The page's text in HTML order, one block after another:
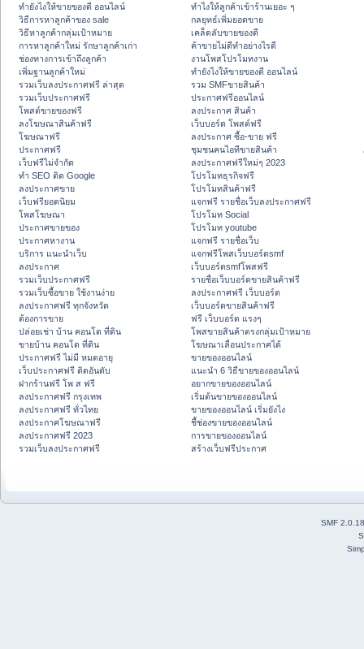
ทํายังไงให้ขายของดี ออนไลน์
วิธีการหาลูกค้าของ sale
วิธีหาลูกค้ากลุ่มเป้าหมาย
การหาลูกค้าใหม่ รักษาลูกค้าเก่า
ช่องทางการเข้าถึงลูกค้า
เพิ่มฐานลูกค้าใหม่
รวมเว็บลงประกาศฟรี ล่าสุด
รวมเว็บประกาศฟรี
โพสต์ขายของฟรี
ลงโฆษณาสินค้าฟรี
โฆษณาฟรี
ประกาศฟรี
เว็บฟรีไม่จำกัด
ทำ SEO ติด Google
ลงประกาศขาย
เว็บฟรียอดนิยม
โพสโฆษณา
ประกาศขายของ
ประกาศหางาน
บริการ แนะนำเว็บ
ลงประกาศ
รวมเว็บประกาศฟรี
รวมเว็บซื้อขาย ใช้งานง่าย
ลงประกาศฟรี ทุกจังหวัด
ต้องการขาย
ปล่อยเช่า บ้าน คอนโด ที่ดิน
ขายบ้าน คอนโด ที่ดิน
ประกาศฟรี ไม่มี หมดอายุ
เว็บประกาศฟรี ติดอันดับ
ฝากร้านฟรี โพ ส ฟรี
ลงประกาศฟรี กรุงเทพ
ลงประกาศฟรี ทั่วไทย
ลงประกาศโฆษณาฟรี
ลงประกาศฟรี 2023
รวมเว็บลงประกาศฟรี
ทําไงให้ลูกค้าเข้าร้านเยอะ ๆ
กลยุทธ์เพิ่มยอดขาย
เคล็ดลับขายของดี
ค้าขายไม่ดีทำอย่างไรดี
งานโพสโปรโมทงาน
ทํายังไงให้ขายของดี ออนไลน์
รวม SMFขายสินค้า
ประกาศฟรีออนไลน์
ลงประกาศ สินค้า
เว็บบอร์ด โพสต์ฟรี
ลงประกาศ ซื้อ-ขาย ฟรี
ชุมชนคนไอทีขายสินค้า
ลงประกาศฟรีใหม่ๆ 2023
โปรโมทธุรกิจฟรี
โปรโมทสินค้าฟรี
แจกฟรี รายชื่อเว็บลงประกาศฟรี
โปรโมท Social
โปรโมท youtube
แจกฟรี รายชื่อเว็บ
แจกฟรีโพสเว็บบอร์ดsmf
เว็บบอร์ดsmfโพสฟรี
รายชื่อเว็บบอร์ดขายสินค้าฟรี
ลงประกาศฟรี เว็บบอร์ด
เว็บบอร์ดขายสินค้าฟรี
ฟรี เว็บบอร์ด แรงๆ
โพสขายสินค้าตรงกลุ่มเป้าหมาย
โฆษณาเลื่อนประกาศได้
ขายของออนไลน์
แนะนำ 6 วิธีขายของออนไลน์
อยากขายของออนไลน์
เริ่มต้นขายของออนไลน์
ขายของออนไลน์ เริ่มยังไง
ชี้ช่องขายของออนไลน์
การขายของออนไลน์
สร้างเว็บฟรีประกาศ
SMF 2.0.18